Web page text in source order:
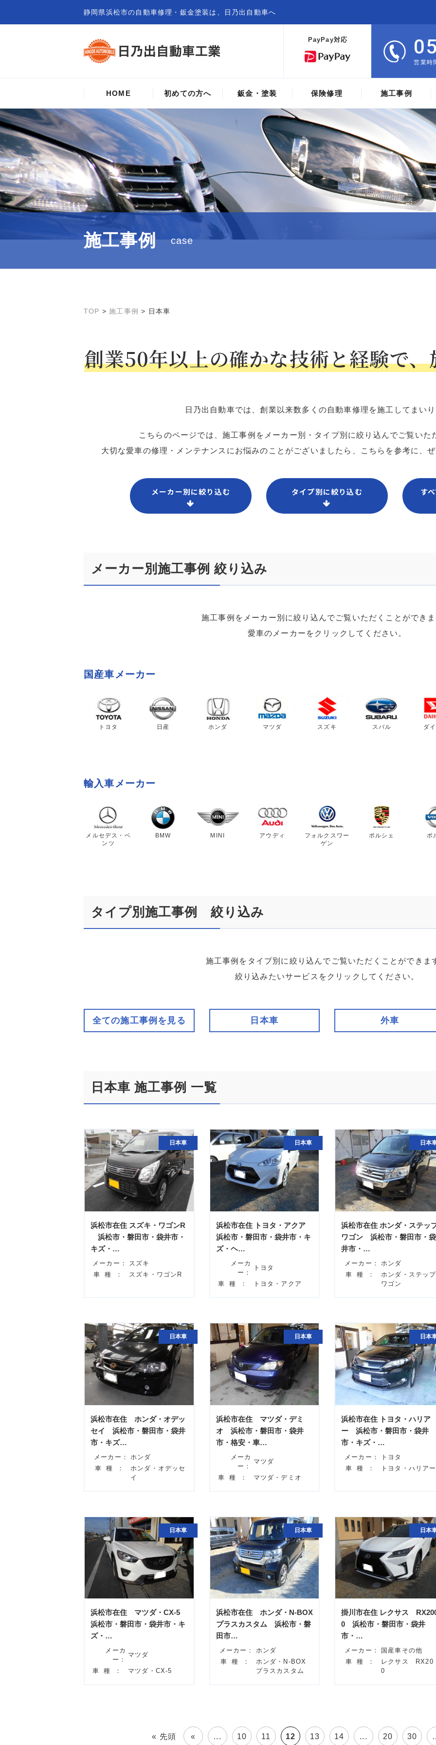
静岡県浜松市の自動車修理・鈑金塗装は、日乃出自動車へ
PayPay対応
営業時
HOME 初めての方へ 鈑金・塗装 保険修理 施工事例
施工事例 case
TOP >施工事例 > 日本車
創業50年以上の確かな技術と経験で
日乃出自動車では、創業以来数多くの自動車修理を施工してまいり
こちらのページでは、施工事例をメーカー別・タイプ別に絞り込んでご覧いた
大切な愛車の修理・メンテナンスにお悩みのことがございましたら、こちらを参考に、
メーカー別に絞り込む タイプ別に絞り込む す
メーカー別施工事例 絞り込み
施工事例をメーカー別に絞り込んでご覧いただくことができま
愛車のメーカーをクリックしてください。
国産車メーカー
トヨタ 日産 ホンダ マツダ スズキ スバル ダ
輸入車メーカー
メルセデス・ベ
ンツ
BMW MINI アウディ
フォルクスワー
ゲン
ポルシェ ボ
タイプ別施工事例 絞り込み
施工事例をタイプ別に絞り込んでご覧いただくことができま
絞り込みたいサービスをクリックしてください。
全ての施工事例を見る 日本車 外車
日本車 施工事例 一覧
日本車
浜松市在住 スズキ・ワゴンR
浜松市・磐田市・袋井市・
キズ・…
メーカー：
スズキ
車種：
スズキ・ワゴンR
日本車
浜松市在住 トヨタ・アクア
浜松市・磐田市・袋井市・キ
ズ・ヘ…
メーカ
ー：
トヨタ
車種： トヨタ・アクア
日本
浜松市在住 ホンダ・ステッ
ワゴン 浜松市・磐田市・袋
井市・…
メーカー：
ホンダ
車種：
ホンダ・ステップ
ワゴン
日本車
浜松市在住 ホンダ・オデッ
セイ 浜松市・磐田市・袋井
市・キズ…
メーカー：
ホンダ
車種：
ホンダ・オデッセ
イ
日本車
浜松市在住 マツダ・デミ
オ 浜松市・磐田市・袋井
市・格安・車…
メーカ
ー：
マツダ
車種： マツダ・デミオ
日本
浜松市在住 トヨタ・ハリア
ー 浜松市・磐田市・袋井
市・キズ・…
メーカー：
トヨタ
車種：
トヨタ・ハリアー
日本車
浜松市在住 マツダ・CX-5
浜松市・磐田市・袋井市・キ
ズ・…
メーカ
ー：
マツダ
車種： マツダ・CX-5
日本車
浜松市在住 ホンダ・N-BOX
プラスカスタム 浜松市・磐
田市…
メーカー：
ホンダ
車種：
ホンダ・N-BOX
プラスカスタム
日本
掛川市在住 レクサス
0 浜松市・磐田市・袋井
市・…
メーカー：
国産車その他
車種：
レクサス RX20
0
« 先頭 « ... 10 11 12 13 14 ... 20 30